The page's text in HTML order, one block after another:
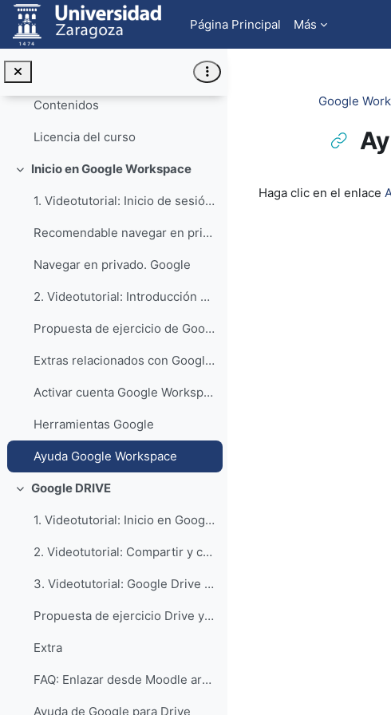
Salta al contenido principal
Página Principal
Más
Colapsar
Profesorado
Contenidos
Licencia del curso
Colapsar
Inicio en Google Workspace
1. Videotutorial: Inicio de sesión en aplicaciones Google con cuenta @unizar.es
Recomendable navegar en privado cuando se utilice ...
Navegar en privado. Google
2. Videotutorial: Introducción a las aplicaciones Google. G-Suite for Education
Propuesta de ejercicio de Google Workspace
Extras relacionados con Google Workspace
Activar cuenta Google Workspace Unizar
Herramientas Google
Ayuda Google Workspace
Colapsar
Google DRIVE
1. Videotutorial: Inicio en Google Drive
2. Videotutorial: Compartir y colaborar en Google Drive
3. Videotutorial: Google Drive para ordenadores
Propuesta de ejercicio Drive y Google Drive para ordenadores
Extra
FAQ: Enlazar desde Moodle archivos de Google Drive
Ayuda de Google para Drive
Google
Haga clic en el enlace